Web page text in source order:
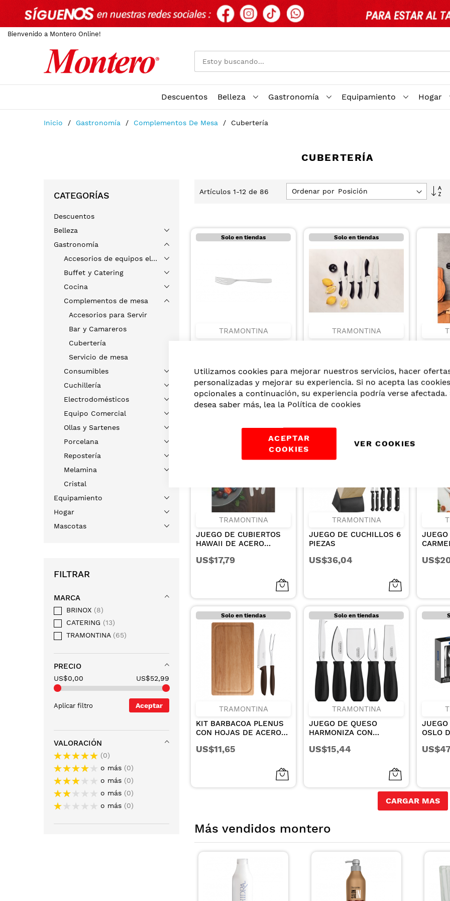
Utilizamos cookies para mejorar nuestros servicios, hacer
personalizadas y mejorar su experiencia. Si no acepta las cookies
opcionales a continuación, su experiencia podría verse afectada.
desea saber más, lea la Política de cookies
ACEPTAR
COOKIES
VER COOKIES
Bienvenido a Montero Online!
Descuentos Belleza Gastronomía Equipamiento Hogar
Inicio Gastronomía Complementos De Mesa Cubertería
CUBERTERÍA
Más vendidos montero
Artículos 1-12 de 86 Ordenar por
Solo en tiendas
TRAMONTINA
US$0,89
Solo en tiendas
TRAMONTINA
MANGOS DE
POLIPROPILENO NEGRO
07 PIEZAS
US$25,59
CON
TRAMONTINA
JUEGO DE CUBIERTOS
HAWAII DE ACERO
CUCHILLOS PARA
BRILLANTE 24 PIEZAS
US$17,79
TRAMONTINA
JUEGO DE CUCHILLOS 6
PIEZAS
US$36,04
JUEGO
Solo en tiendas
TRAMONTINA
KIT BARBACOA PLENUS
CON HOJAS DE ACERO
DE POLIPROPILENO Y
US$11,65
Solo en tiendas
TRAMONTINA
JUEGO DE QUESO
HARMONIZA CON
INOXIDABLE Y MANGOS
US$15,44
JUEGO
OSLO
CARGAR MAS
CATEGORÍAS
Descuentos
Belleza
Gastronomía
Accesorios de equipos eléctricos
Buffet y Catering
Cocina
Complementos de mesa
Accesorios para Servir
Bar y Camareros
Cubertería
Servicio de mesa
Consumibles
Cuchillería
Electrodomésticos
Equipo Comercial
Ollas y Sartenes
Porcelana
Repostería
Melamina
Cristal
Equipamiento
Hogar
Mascotas
FILTRAR
MARCA
BRINOX
8
CATERING
13
TRAMONTINA
65
PRECIO
US$0,00 US$52,99
Aplicar filtro Aceptar
VALORACIÓN
0
o más
0
o más
0
o más
0
o más
0